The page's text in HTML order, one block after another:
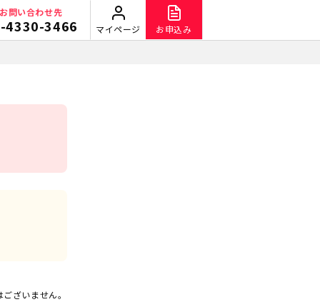
問い合わせ先
4330-3466 マイページ お申込み
ざいません。